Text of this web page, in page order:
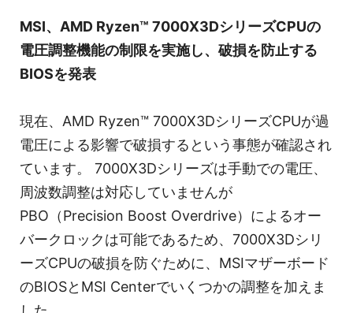
MSI、AMD Ryzen™ 7000X3DシリーズCPUの
電圧調整機能の制限を実施し、破損を防止する
BIOSを発表
現在、AMD Ryzen™ 7000X3DシリーズCPUが過
電圧による影響で破損するという事態が確認され
ています。 7000X3Dシリーズは手動での電圧、
周波数調整は対応していませんが
PBO（Precision Boost Overdrive）によるオー
バークロックは可能であるため、7000X3Dシリ
ーズCPUの破損を防ぐために、MSIマザーボード
のBIOSとMSI Centerでいくつかの調整を加えま